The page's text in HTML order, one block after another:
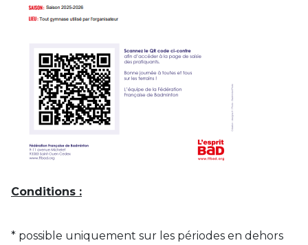
Conditions :
* possible uniquement sur les périodes en dehors